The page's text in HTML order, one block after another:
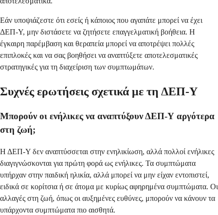
Εάν υποψιάζεστε ότι εσείς ή κάποιος που αγαπάτε μπορεί να έχει
ΔΕΠ-Υ, μην διστάσετε να ζητήσετε επαγγελματική βοήθεια. Η
έγκαιρη παρέμβαση και θεραπεία μπορεί να αποτρέψει πολλές
επιπλοκές και να σας βοηθήσει να αναπτύξετε αποτελεσματικές
στρατηγικές για τη διαχείριση των συμπτωμάτων.
Συχνές ερωτήσεις σχετικά με τη ΔΕΠ-Υ
Μπορούν οι ενήλικες να αναπτύξουν ΔΕΠ-Υ αργότερα
στη ζωή;
Η ΔΕΠ-Υ δεν αναπτύσσεται στην ενηλικίωση, αλλά πολλοί ενήλικες
διαγιγνώσκονται για πρώτη φορά ως ενήλικες. Τα συμπτώματα
υπήρχαν στην παιδική ηλικία, αλλά μπορεί να μην είχαν εντοπιστεί,
ειδικά σε κορίτσια ή σε άτομα με κυρίως αφηρημένα συμπτώματα. Οι
αλλαγές στη ζωή, όπως οι αυξημένες ευθύνες, μπορούν να κάνουν τα
υπάρχοντα συμπτώματα πιο αισθητά.